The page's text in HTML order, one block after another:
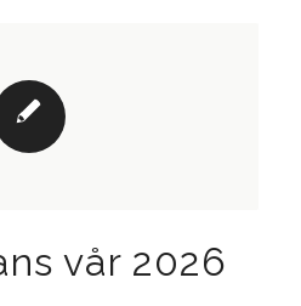
vår 2026